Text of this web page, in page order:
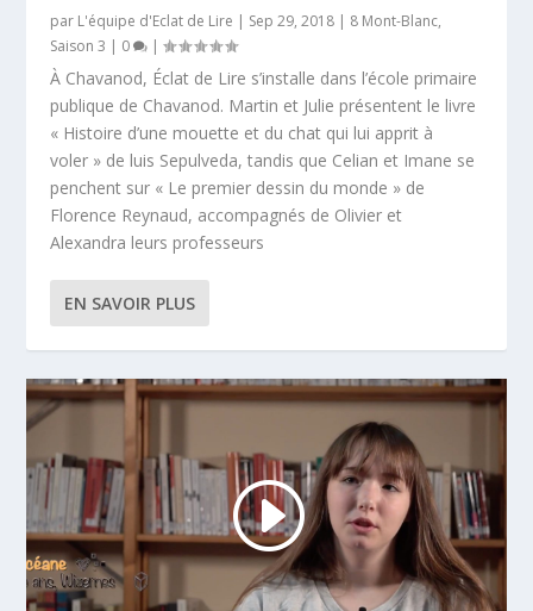
par L'équipe d'Eclat de Lire | Sep 29, 2018 | 8 Mont-Blanc,
Saison 3 | 0 |
À Chavanod, Éclat de Lire s’installe dans l’école primaire
publique de Chavanod. Martin et Julie présentent le livre
« Histoire d’une mouette et du chat qui lui apprit à
voler » de luis Sepulveda, tandis que Celian et Imane se
penchent sur « Le premier dessin du monde » de
Florence Reynaud, accompagnés de Olivier et
Alexandra leurs professeurs
EN SAVOIR PLUS